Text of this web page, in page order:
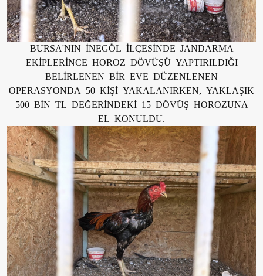
BURSA'NIN İNEGÖL İLÇESİNDE JANDARMA
EKİPLERİNCE HOROZ DÖVÜŞÜ YAPTIRILDIĞI
BELİRLENEN BİR EVE DÜZENLENEN
OPERASYONDA 50 KİŞİ YAKALANIRKEN, YAKLAŞIK
500 BİN TL DEĞERİNDEKİ 15 DÖVÜŞ HOROZUNA
EL KONULDU.